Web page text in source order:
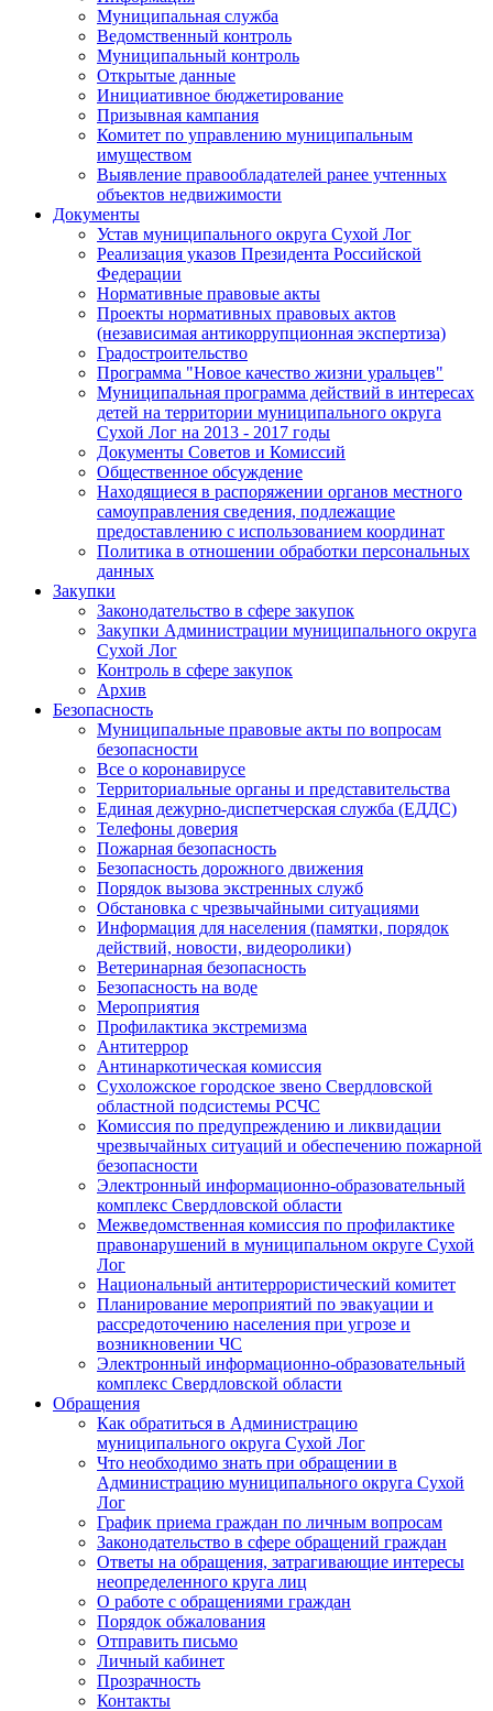
Муниципальная служба
Ведомственный контроль
Муниципальный контроль
Открытые данные
Инициативное бюджетирование
Призывная кампания
Комитет по управлению муниципальным
имуществом
Выявление правообладателей ранее учтенных
объектов недвижимости
Документы
Устав муниципального округа Сухой Лог
Реализация указов Президента Российской
Федерации
Нормативные правовые акты
Проекты нормативных правовых актов
(независимая антикоррупционная экспертиза)
Градостроительство
Программа "Новое качество жизни уральцев"
Муниципальная программа действий в интересах
детей на территории муниципального округа
Сухой Лог на 2013 - 2017 годы
Документы Советов и Комиссий
Общественное обсуждение
Находящиеся в распоряжении органов местного
самоуправления сведения, подлежащие
предоставлению с использованием координат
Политика в отношении обработки персональных
данных
Закупки
Законодательство в сфере закупок
Закупки Администрации муниципального округа
Сухой Лог
Контроль в сфере закупок
Архив
Безопасность
Муниципальные правовые акты по вопросам
безопасности
Все о коронавирусе
Территориальные органы и представительства
Единая дежурно-диспетчерская служба (ЕДДС)
Телефоны доверия
Пожарная безопасность
Безопасность дорожного движения
Порядок вызова экстренных служб
Обстановка с чрезвычайными ситуациями
Информация для населения (памятки, порядок
действий, новости, видеоролики)
Ветеринарная безопасность
Безопасность на воде
Мероприятия
Профилактика экстремизма
Антитеррор
Антинаркотическая комиссия
Сухоложское городское звено Свердловской
областной подсистемы РСЧС
Комиссия по предупреждению и ликвидации
чрезвычайных ситуаций и обеспечению пожарной
безопасности
Электронный информационно-образовательный
комплекс Cвердловской области
Межведомственная комиссия по профилактике
правонарушений в муниципальном округе Сухой
Лог
Национальный антитеррористический комитет
Планирование мероприятий по эвакуации и
рассредоточению населения при угрозе и
возникновении ЧС
Электронный информационно-образовательный
комплекс Свердловской области
Обращения
Как обратиться в Администрацию
муниципального округа Сухой Лог
Что необходимо знать при обращении в
Администрацию муниципального округа Сухой
Лог
График приема граждан по личным вопросам
Законодательство в сфере обращений граждан
Ответы на обращения, затрагивающие интересы
неопределенного круга лиц
О работе с обращениями граждан
Порядок обжалования
Отправить письмо
Личный кабинет
Прозрачность
Контакты